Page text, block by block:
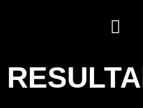
F
a
e
b